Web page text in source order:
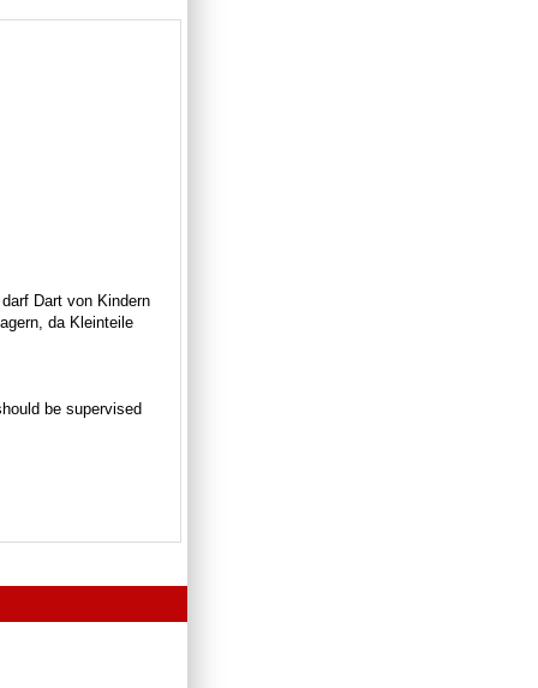
Dart von Kindern
da Kleinteile
be supervised